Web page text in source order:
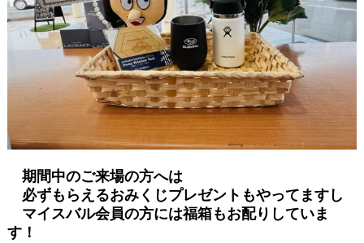
期間中のご来場の方へは
必ずもらえるおみくじプレゼントもやってますし
マイスバル会員の方には福箱もお配りしていま
す！